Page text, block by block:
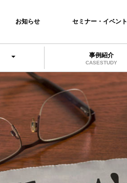
お知らせ セミナー・イベント
事例紹介
CASESTUDY